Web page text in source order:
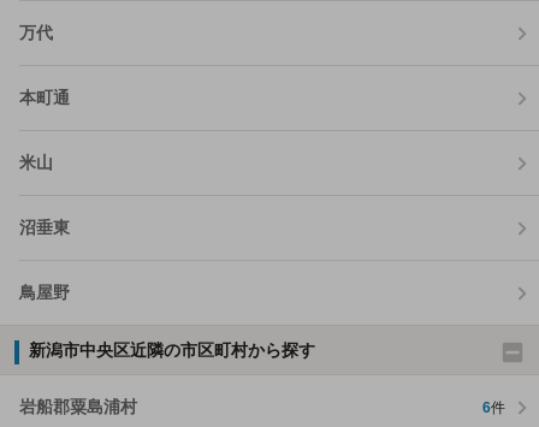
万代
本町通
米山
沼垂東
鳥屋野
新潟市中央区近隣の市区町村から探す
岩船郡粟島浦村 6件